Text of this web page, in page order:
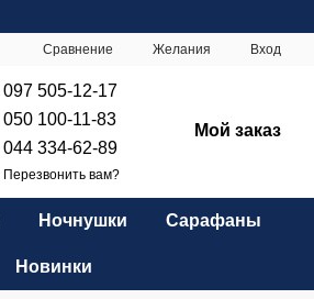
Сравнение Желания Вход
097 505-12-17
050 100-11-83
044 334-62-89
Перезвонить вам?
Мой заказ
Ночнушки Сарафаны
Новинки